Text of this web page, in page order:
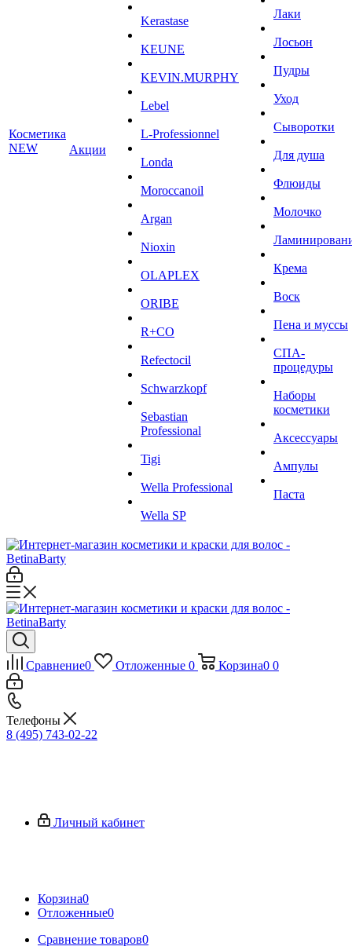
Косметика
NEW
Акции
Kerastase
KEUNE
KEVIN.MURPHY
Lebel
L-Professionnel
Londa
Moroccanoil
Argan
Niохin
OLAPLEX
ORIBE
R+CO
Refectocil
Schwarzkopf
Sebastian
Professional
Tigi
Wella Professional
Wella SP
Лаки
Лосьон
Пудры
Уход
Сыворотки
Для душа
Флюиды
Молочко
Крема
Воск
Пена и муссы
СПА-
процедуры
Наборы
косметики
Аксессуары
Ампулы
Паста
Сравнение0 Отложенные 0 Корзина0 0
Телефоны
8 (495) 743-02-22
Личный кабинет
Корзина0
Отложенные0
Сравнение товаров0